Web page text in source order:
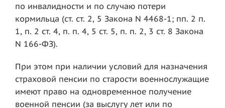
по инвалидности и по случаю потери
кормильца (ст. ст. 2, 5 Закона N 4468-1; пп. 2 п.
1, п. 2 ст. 4, п. п. 4, 5 ст. 5, п. п. 2, 3 ст. 8 Закона
N 166-ФЗ).
При этом при наличии условий для назначения
страховой пенсии по старости военнослужащие
имеют право на одновременное получение
военной пенсии (за выслугу лет или по